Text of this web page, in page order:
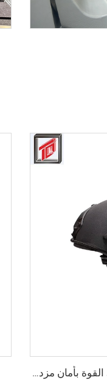
قالب خوذة حماية شخصية PE عالي القوة بأمان مزدوج قابل للتخصيص بالجملة خوذة تكتيكية آمنة عالية القطع